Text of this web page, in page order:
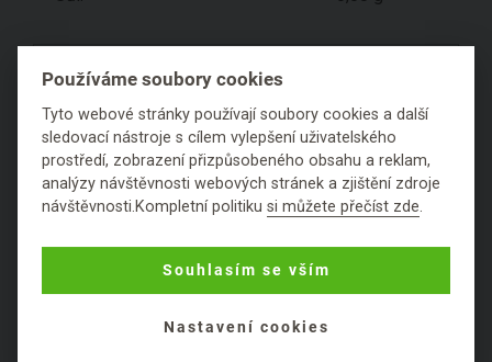
stravy a potravin uvádět pouze schválená zdravotní
tvrzení. Není možné uvádět podrobnější informace,
které by mohly vzbudit dojem jiného prospěšného
účinku - i přes to, že se právě pro tyto vlastnosti
používají historicky.
Položit dotaz
Používáme soubory cookies
Tyto webové stránky používají soubory cookies a další
sledovací nástroje s cílem vylepšení uživatelského
prostředí, zobrazení přizpůsobeného obsahu a reklam,
analýzy návštěvnosti webových stránek a zjištění zdroje
návštěvnosti.Kompletní politikusi můžete přečíst zde.
Souhlasím se vším
Nastavení cookies